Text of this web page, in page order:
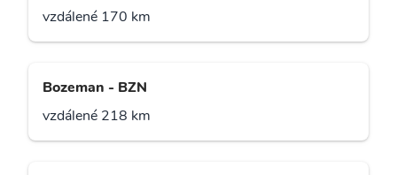
vzdálené 170 km
Bozeman - BZN
vzdálené 218 km